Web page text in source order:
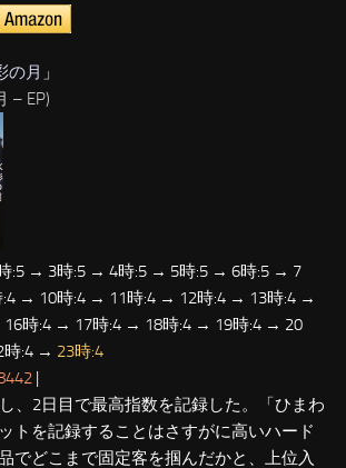
の月 」
– EP)
:5 → 3時:5 → 4時:5 → 5時:5 → 6時:5 → 7
→ 10時:4 → 11時:4 → 12時:4 → 13時:4 →
時:4 → 17時:4 → 18時:4 → 19時:4 → 20
時:4 → 23時:4
|
、2日目で最高指数を記録した。「ひまわ
トを記録することはさすがに高いハード
でどこまで固定客を掴んだかと、上位入